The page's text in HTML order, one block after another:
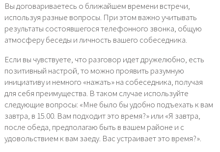
Вы договариваетесь о ближайшем времени встречи,
используя разные вопросы. При этом важно учитывать
результаты состоявшегося телефонного звонка, общую
атмосферу беседы и личность вашего собеседника.
Если вы чувствуете, что разговор идет дружелюбно, есть
позитивный настрой, то можно проявить разумную
инициативу и немного «нажать» на собеседника, получая
для себя преимущества. В таком случае используйте
следующие вопросы: «Мне было бы удобно подъехать к вам
завтра, в 15.00. Вам подходит это время?» или «Я завтра,
после обеда, предполагаю быть в вашем районе и с
удовольствием к вам заеду. Вас устраивает это время?».